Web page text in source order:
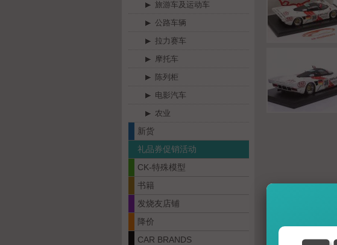
旅游车及运动车
公路车辆
拉力赛车
摩托车
陈列柜
电影汽车
农业
新货
礼品券促销活动
CK-特殊模型
书籍
发烧友店铺
降价
CAR BRANDS